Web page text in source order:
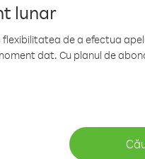
lunar
de a efectua
dat. Cu planul de